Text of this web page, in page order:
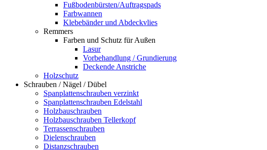
Fußbodenbürsten/Auftragspads
Farbwannen
Klebebänder und Abdeckvlies
Remmers
Farben und Schutz für Außen
Lasur
Vorbehandlung / Grundierung
Deckende Anstriche
Holzschutz
Schrauben / Nägel / Dübel
Spanplattenschrauben verzinkt
Spanplattenschrauben Edelstahl
Holzbauschrauben
Holzbauschrauben Tellerkopf
Terrassenschrauben
Dielenschrauben
Distanzschrauben